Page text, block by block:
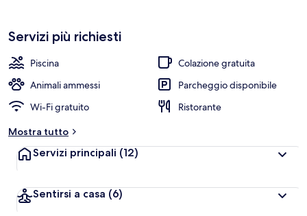
Servizi più richiesti
Piscina
Colazione gratuita
Animali ammessi
Parcheggio disponibile
Wi-Fi gratuito
Ristorante
Mostra tutto
Servizi principali (12)
Sentirsi a casa (6)